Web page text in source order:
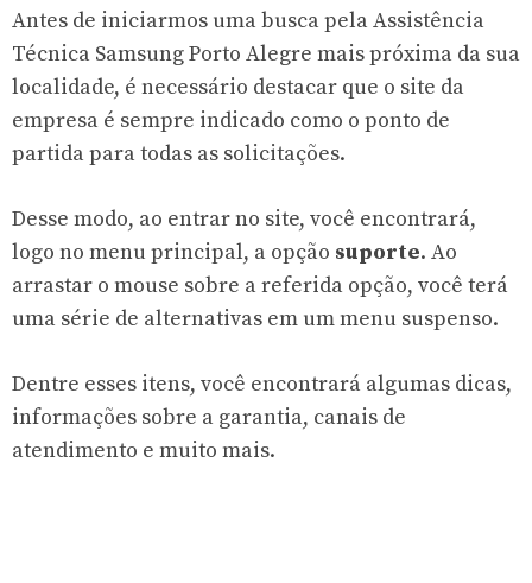
Antes de iniciarmos uma busca pela Assistência
Técnica Samsung Porto Alegre mais próxima da sua
localidade, é necessário destacar que o site da
empresa é sempre indicado como o ponto de
partida para todas as solicitações.
Desse modo, ao entrar no site, você encontrará,
logo no menu principal, a opção suporte. Ao
arrastar o mouse sobre a referida opção, você terá
uma série de alternativas em um menu suspenso.
Dentre esses itens, você encontrará algumas dicas,
informações sobre a garantia, canais de
atendimento e muito mais.